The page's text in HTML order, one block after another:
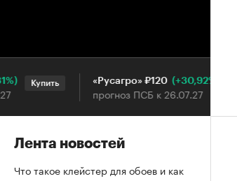
Купить «Русагро» ₽120 (+30,92%)
прогноз ПСБ к 26.07.27
Лента новостей
Что такое клейстер для обоев и как